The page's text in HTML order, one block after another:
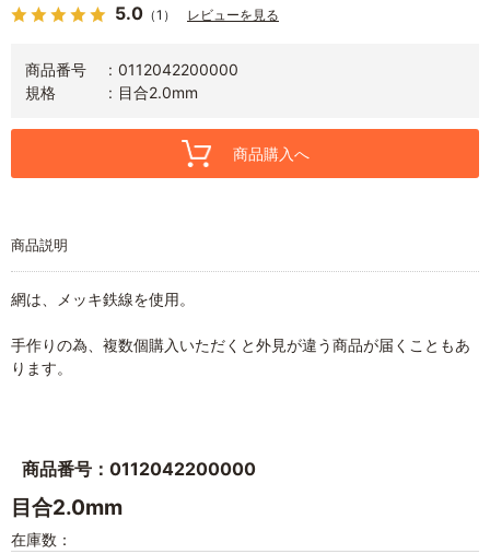
5.0 （1） レビューを見る
商品番号
0112042200000
規格
目合2.0mm
商品購入へ
商品説明
網は、メッキ鉄線を使用。
手作りの為、複数個購入いただくと外見が違う商品が届くこともあ
ります。
商品番号：0112042200000
目合2.0mm
在庫数：